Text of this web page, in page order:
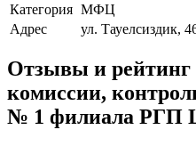
Категория МФЦ
Адрес
ул. Тауелсиздик,
Отзывы и
комиссии,
№ 1 филиала РГП